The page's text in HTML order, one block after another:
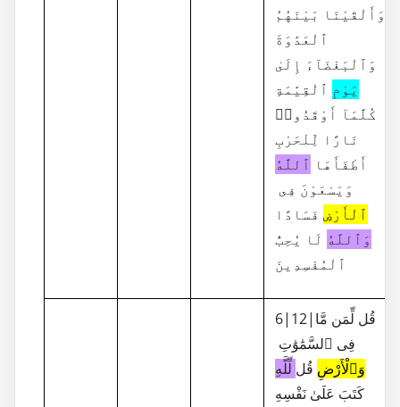
وَأَلْقَيْنَا بَيْنَهُمُ
ٱلْعَدَٰوَةَ
وَٱلْبَغْضَآءَ إِلَىٰ
يَوْمِ ٱلْقِيَٰمَةِ
كُلَّمَآ أَوْقَدُوا۟
نَارًا لِّلْحَرْبِ
أَطْفَأَهَا ٱللَّهُ
وَيَسْعَوْنَ فِى
ٱلْأَرْضِ فَسَادًا
وَٱللَّهُ لَا يُحِبُّ
ٱلْمُفْسِدِينَ
6|12|قُل لِّمَن مَّا
فِى ٱلسَّمَٰوَٰتِ
وَٱلْأَرْضِ قُل لِّلَّهِ
كَتَبَ عَلَىٰ نَفْسِهِ